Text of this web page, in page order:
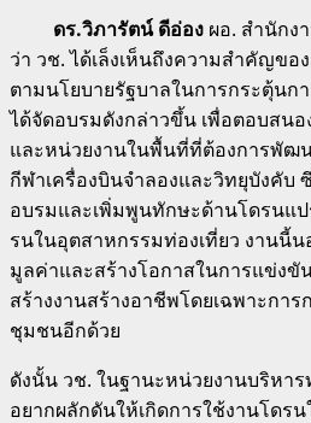
ดร.วิภารัตน์ ดีอ่อง ผอ. สำนักง
ว่า วช. ได้เล็งเห็นถึงความสำคัญขอ
ตามนโยบายรัฐบาลในการกระตุ้นก
ได้จัดอบรมดังกล่าวขึ้น เพื่อตอบสน
และหน่วยงานในพื้นที่ที่ต้องการพัฒ
กีฬาเครื่องบินจำลองและวิทยุบังคับ
อบรมและเพิ่มพูนทักษะด้านโดรนแ
รนในอุตสาหกรรมท่องเที่ยว งานนี้น
มูลค่าและสร้างโอกาสในการแข่งขั
สร้างงานสร้างอาชีพโดยเฉพาะกา
ชุมชนอีกด้วย
ดังนั้น วช. ในฐานะหน่วยงานบริหา
อยากผลักดันให้เกิดการใช้งานโดร